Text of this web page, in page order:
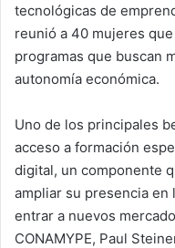
tecnológicas de
reunió a 40 mujeres
programas que buscan
autonomía económica.
Uno de los principales
acceso a formación
digital, un componente
ampliar su presencia
entrar a nuevos
CONAMYPE, Paul